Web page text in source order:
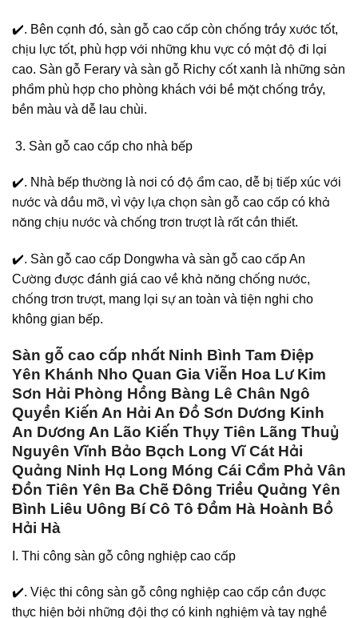
✔️. Bên cạnh đó, sàn gỗ cao cấp còn chống trầy xước tốt,
chịu lực tốt, phù hợp với những khu vực có mật độ đi lại
cao. Sàn gỗ Ferary và sàn gỗ Richy cốt xanh là những sản
phẩm phù hợp cho phòng khách với bề mặt chống trầy,
bền màu và dễ lau chùi.
Sàn gỗ cao cấp cho nhà bếp
✔️. Nhà bếp thường là nơi có độ ẩm cao, dễ bị tiếp xúc với
nước và dầu mỡ, vì vậy lựa chọn sàn gỗ cao cấp có khả
năng chịu nước và chống trơn trượt là rất cần thiết.
✔️. Sàn gỗ cao cấp Dongwha và sàn gỗ cao cấp An
Cường được đánh giá cao về khả năng chống nước,
chống trơn trượt, mang lại sự an toàn và tiện nghi cho
không gian bếp.
Sàn gỗ cao cấp nhất Ninh Bình Tam Điệp
Yên Khánh Nho Quan Gia Viễn Hoa Lư Kim
Sơn Hải Phòng Hồng Bàng Lê Chân Ngô
Quyền Kiến An Hải An Đồ Sơn Dương Kinh
An Dương An Lão Kiến Thụy Tiên Lãng Thuỷ
Nguyên Vĩnh Bảo Bạch Long Vĩ Cát Hải
Quảng Ninh Hạ Long Móng Cái Cẩm Phả Vân
Đồn Tiên Yên Ba Chẽ Đông Triều Quảng Yên
Bình Liêu Uông Bí Cô Tô Đầm Hà Hoành Bồ
Hải Hà
I. Thi công sàn gỗ công nghiệp cao cấp
✔️. Việc thi công sàn gỗ công nghiệp cao cấp cần được
thực hiện bởi những đội thợ có kinh nghiệm và tay nghề